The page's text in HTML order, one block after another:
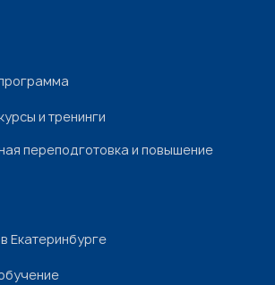
и тренинги
переподготовка и повышение
Екатеринбурге